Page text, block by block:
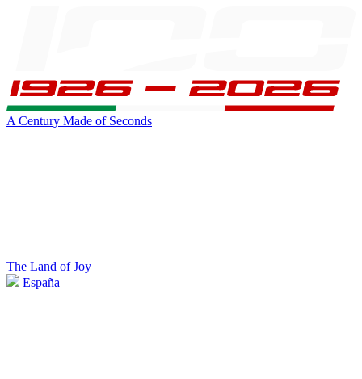
A Century Made of Seconds
The Land of Joy
España